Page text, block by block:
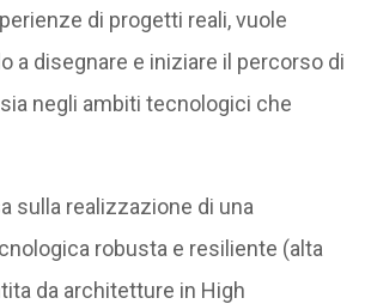
di progetti reali, vuole
a disegnare e iniziare il percorso di
negli ambiti tecnologici che
sulla realizzazione di una
robusta e resiliente (alta
da architetture in High